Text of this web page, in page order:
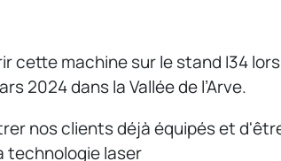
cette machine sur le stand I34
2024 dans la Vallée de l’Arve.
nos clients déjà équipés et
technologie laser